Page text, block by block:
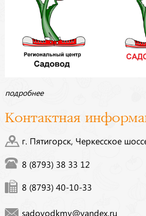
подробнее
Контактная
г. Пятигорск, Черкесское
8 (8793) 38 33 12
8 (8793) 40-10-33
sadovodkmv@yandex.ru